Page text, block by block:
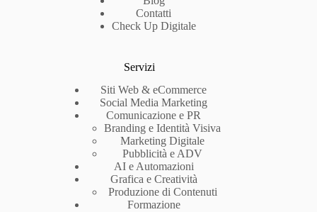
Contatti
Check Up Digitale
Servizi
Siti Web & eCommerce
Social Media Marketing
Comunicazione e PR
Branding e Identità Visiva
Marketing Digitale
Pubblicità e ADV
AI e Automazioni
Grafica e Creatività
Produzione di Contenuti
Formazione